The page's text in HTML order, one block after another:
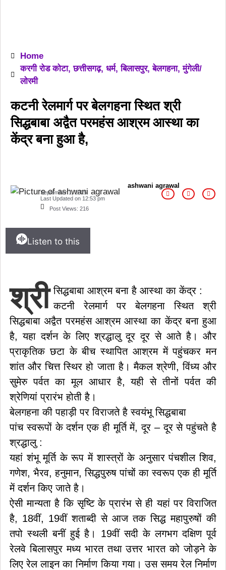
Home
करगी रोड कोटा,छत्तीसगढ़, धर्म,बिलासपुर,बेलगहना,मुंगेली/
लोरमी
कटनी रेलमार्ग पर बेलगहना स्थित श्री
सिद्धबाबा अद्वैत परमहंस आश्रम आस्था का
केंद्र बना हुआ है,
ashwani agrawal
September 1, 2025
Last Updated on 12:53 pm
Post Views: 216
Listen to this
श्री सिद्धबाबा आश्रम बना है आस्था का केंद्र :
कटनी रेलमार्ग पर बेलगहना स्थित श्री
सिद्धबाबा अद्वैत परमहंस आश्रम आस्था का केंद्र बना हुआ
है, यहा दर्शन के लिए श्रद्धालु दूर दूर से आते है। और
प्राकृतिक छटा के बीच स्थापित आश्रम में पहुंचकर मन
शांत और चित्त स्थिर हो जाता है। मैकल श्रेणी, विंध्य और
सुमेरु पर्वत का मूल आधार है, यही से तीनों पर्वत की
श्रेणियां प्रारंभ होती है।
बेलगहना की पहाड़ी पर विराजते है स्वयंभू सिद्धबाबा
पांच स्वरूपों के दर्शन एक ही मूर्ति में, दूर – दूर से पहुंचते है
श्रद्धालु :
यहां शंभू मूर्ति के रूप में शास्त्रों के अनुसार पंचशील शिव,
गणेश, भैरव, हनुमान, सिद्धपुरुष पांचों का स्वरूप एक ही मूर्ति
में दर्शन किए जाते है।
ऐसी मान्यता है कि सृष्टि के प्रारंभ से ही यहां पर विराजित
है, 18वीं, 19वीं शताब्दी से आज तक सिद्ध महापुरुषों की
तपो स्थली बनीं हुई है। 19वीं सदी के लगभग दक्षिण पूर्व
रेलवे बिलासपुर मध्य भारत तथा उत्तर भारत को जोड़ने के
लिए रेल लाइन का निर्माण किया गया। उस समय रेल निर्माण